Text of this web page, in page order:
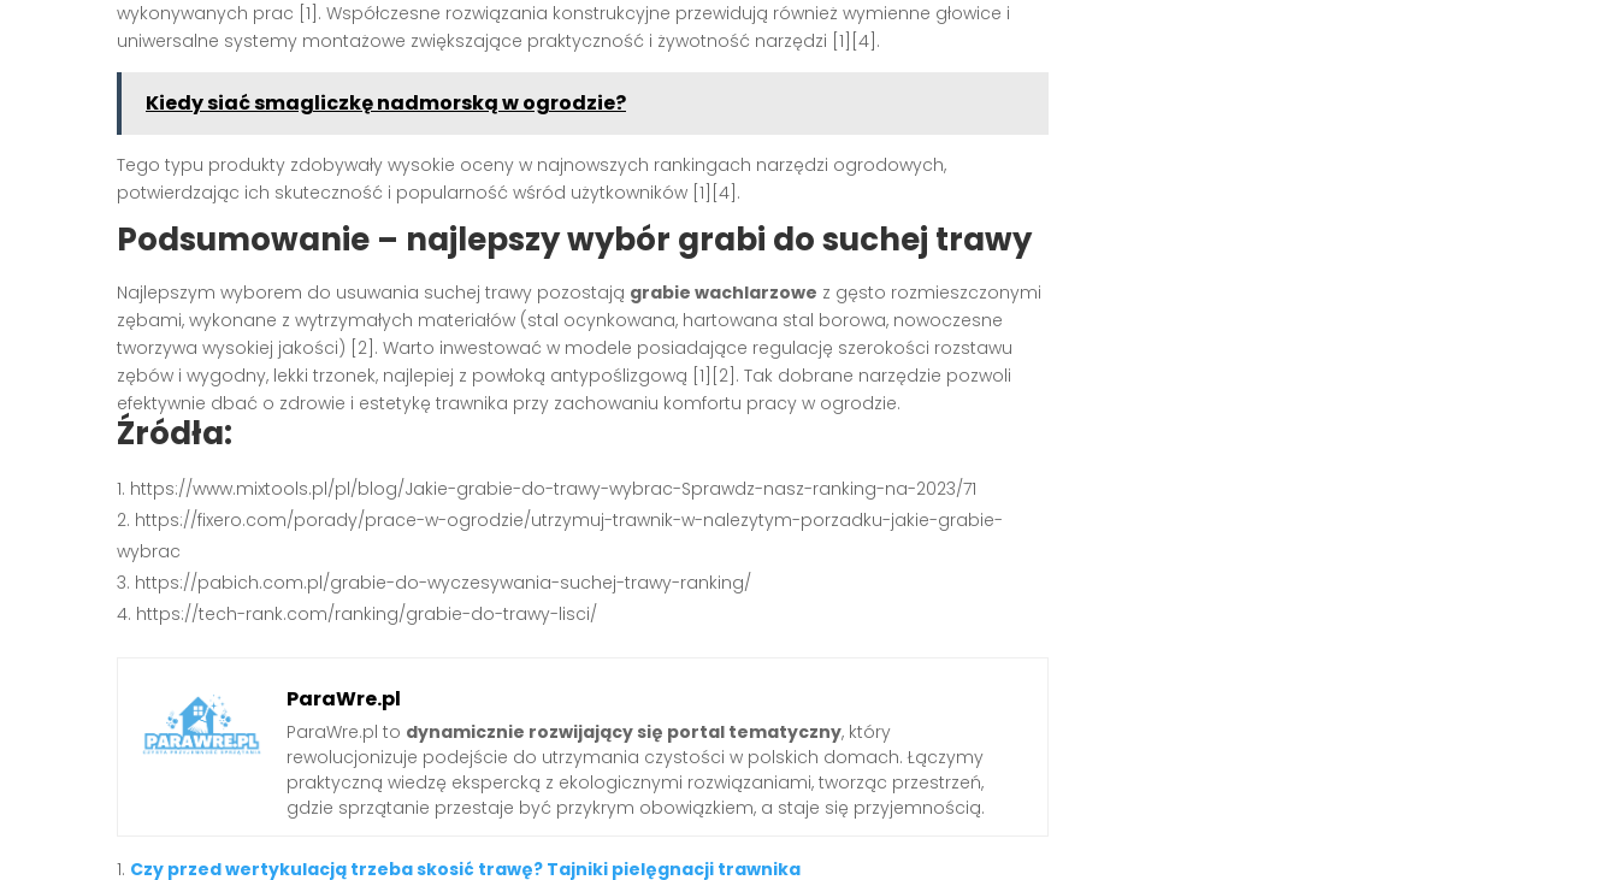
wykonywanych prac [1]. Współczesne rozwiązania konstrukcyjne przewidują również wymienne głowice i
uniwersalne systemy montażowe zwiększające praktyczność i żywotność narzędzi [1][4].
Kiedy siać smagliczkę nadmorską w ogrodzie?
Tego typu produkty zdobywały wysokie oceny w najnowszych rankingach narzędzi ogrodowych,
potwierdzając ich skuteczność i popularność wśród użytkowników [1][4].
Podsumowanie – najlepszy wybór grabi do suchej trawy
Najlepszym wyborem do usuwania suchej trawy pozostają grabie wachlarzowe z gęsto rozmieszczonymi
zębami, wykonane z wytrzymałych materiałów (stal ocynkowana, hartowana stal borowa, nowoczesne
tworzywa wysokiej jakości) [2]. Warto inwestować w modele posiadające regulację szerokości rozstawu
zębów i wygodny, lekki trzonek, najlepiej z powłoką antypoślizgową [1][2]. Tak dobrane narzędzie pozwoli
efektywnie dbać o zdrowie i estetykę trawnika przy zachowaniu komfortu pracy w ogrodzie.
Źródła:
https://www.mixtools.pl/pl/blog/Jakie-grabie-do-trawy-wybrac-Sprawdz-nasz-ranking-na-2023/71
https://fixero.com/porady/prace-w-ogrodzie/utrzymuj-trawnik-w-nalezytym-porzadku-jakie-grabie-
wybrac
https://pabich.com.pl/grabie-do-wyczesywania-suchej-trawy-ranking/
https://tech-rank.com/ranking/grabie-do-trawy-lisci/
ParaWre.pl
ParaWre.pl to dynamicznie rozwijający się portal tematyczny, który
rewolucjonizuje podejście do utrzymania czystości w polskich domach. Łączymy
praktyczną wiedzę ekspercką z ekologicznymi rozwiązaniami, tworząc przestrzeń,
gdzie sprzątanie przestaje być przykrym obowiązkiem, a staje się przyjemnością.
Czy przed wertykulacją trzeba skosić trawę? Tajniki pielęgnacji trawnika